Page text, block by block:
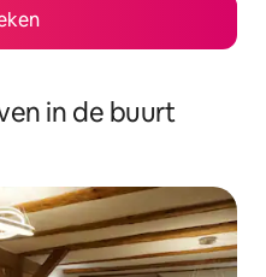
in de buurt